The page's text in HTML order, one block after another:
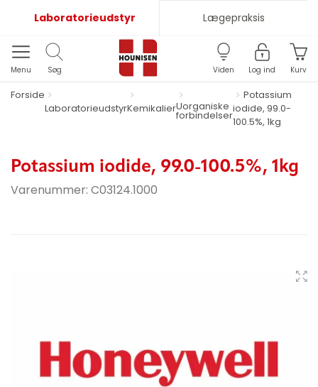
Laboratorieudstyr Lægepraksis
Menu Søg Viden Log ind Kurv
Forside
LaboratorieudstyrKemikalierUorganiske
forbindelser
Potassium
iodide, 99.0-
100.5%, 1kg
Potassium iodide, 99.0-100.5%, 1kg
Varenummer: C03124.1000